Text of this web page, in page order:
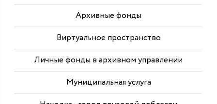
Архивные фонды
Виртуальное пространство
Личные фонды в архивном управлении
Муниципальная услуга